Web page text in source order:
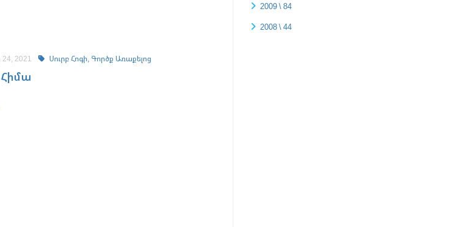
24, 2021 Սուրբ Հոգի, Գործք Առաքելոց
Հիմա
2009 \ 84
2008 \ 44